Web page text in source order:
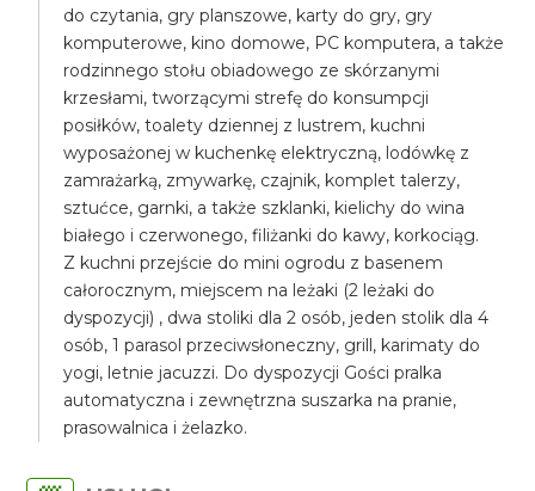
do czytania, gry planszowe, karty do gry, gry
komputerowe, kino domowe, PC komputera, a także
rodzinnego stołu obiadowego ze skórzanymi
krzesłami, tworzącymi strefę do konsumpcji
posiłków, toalety dziennej z lustrem, kuchni
wyposażonej w kuchenkę elektryczną, lodówkę z
zamrażarką, zmywarkę, czajnik, komplet talerzy,
sztućce, garnki, a także szklanki, kielichy do wina
białego i czerwonego, filiżanki do kawy, korkociąg.
Z kuchni przejście do mini ogrodu z basenem
całorocznym, miejscem na leżaki (2 leżaki do
dyspozycji) , dwa stoliki dla 2 osób, jeden stolik dla 4
osób, 1 parasol przeciwsłoneczny, grill, karimaty do
yogi, letnie jacuzzi. Do dyspozycji Gości pralka
automatyczna i zewnętrzna suszarka na pranie,
prasowalnica i żelazko.